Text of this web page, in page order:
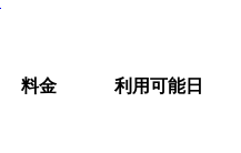
料金 利用可能日